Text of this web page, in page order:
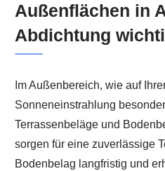
Außenflächen in
Abdichtung
Im Außenbereich, wie auf
Sonneneinstrahlung
Terrassenbeläge und
sorgen für eine zuverlässige
Bodenbelag langfristig und